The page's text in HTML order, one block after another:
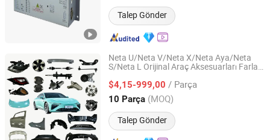
Talep Gönder
Neta U/Neta V/Neta X/Neta Aya/Neta
S/Neta L Orijinal Araç Aksesuarları Farlar
Araç Yedek Parçaları
$4,15-999,00 / Parça
10 Parça (MOQ)
Talep Gönder
Shandong Sairui Huachen Auto Parts Co., Ltd
Shandong, China Fiyat 2020